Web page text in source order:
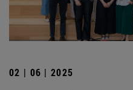
02 | 06 | 2025